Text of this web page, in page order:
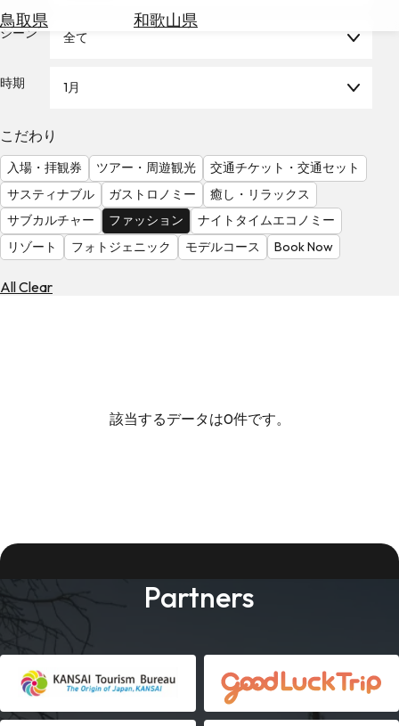
鳥取県
和歌山県
を
る
気
を
見
る
シーン 全て
時期 1月
こだわり
入場・拝観券 ツアー・周遊観光
交通チケット・交通セット
サスティナブル
ガストロノミー
癒し・リラックス
サブカルチャー
ファッション
ナイトタイムエコノミー
リゾート
フォトジェニック モデルコース Book Now
All Clear
該当するデータは0件です。
Partners